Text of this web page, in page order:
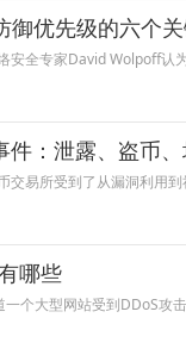
御优先级的六个
全专家David Wolpoff认
件：泄露、盗币
易所受到了从漏洞利用到
哪些
个大型网站受到DDoS攻